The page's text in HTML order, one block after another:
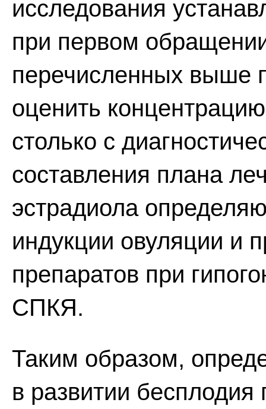
исследования
при первом
перечисленных выше
оценить
столько с
составления плана
эстрадиола
индукции овуляции и
препаратов при
СПКЯ.
Таким образом,
в развитии бесплодия